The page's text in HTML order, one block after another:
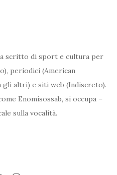
scritto di sport e cultura per
periodici (American
gli altri) e siti web (Indiscreto).
Enomisossab, si occupa –
sulla vocalità.